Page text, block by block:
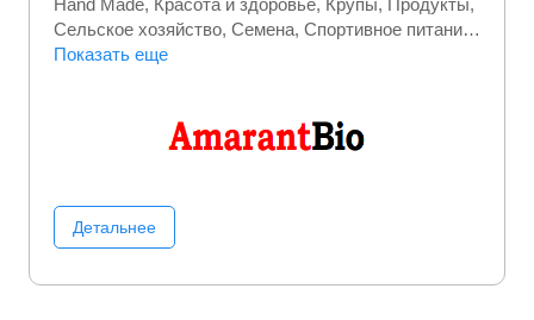
Hand Made Красота и здоровье Крупы Продукты
Сельское хозяйство Семена Спортивное питание
Товары для мам
Показать еще
Детальнее